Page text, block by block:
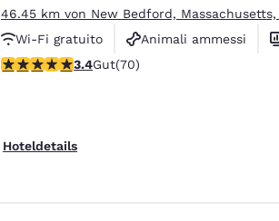
46.45 km von New Bedford,
Wi-Fi gratuito
Animali ammessi
3.39-Sterne-Bewertung. Gut. 70
3.4Gut(70)
Hoteldetails